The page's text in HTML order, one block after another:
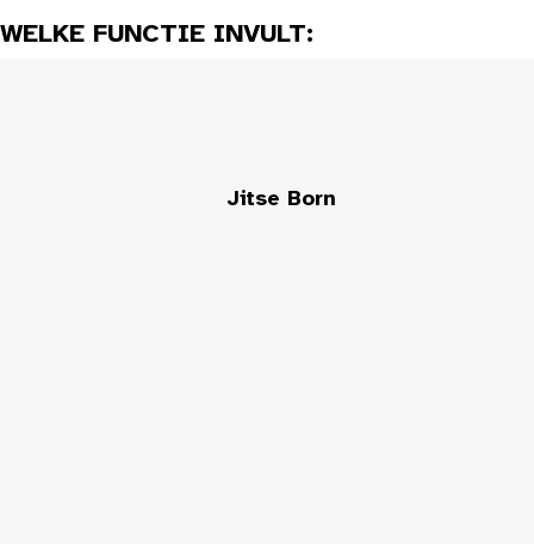
WELKE FUNCTIE INVULT:
Jitse Born